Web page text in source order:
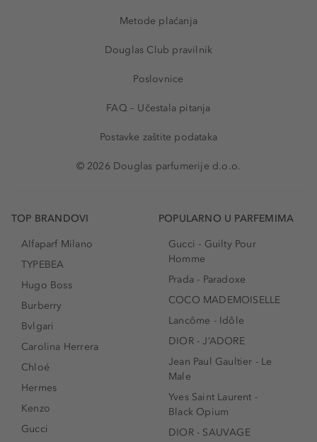
Metode plaćanja
Douglas Club pravilnik
Poslovnice
FAQ – Učestala pitanja
Postavke zaštite podataka
© 2026 Douglas parfumerije d.o.o.
TOP BRANDOVI
Alfaparf Milano
TYPEBEA
Hugo Boss
Burberry
Bvlgari
Carolina Herrera
Chloé
Hermes
Kenzo
Gucci
POPULARNO U PARFEMIMA
Gucci - Guilty Pour
Homme
Prada - Paradoxe
COCO MADEMOISELLE
Lancôme - Idôle
DIOR - J’ADORE
Jean Paul Gaultier - Le
Male
Yves Saint Laurent -
Black Opium
DIOR - SAUVAGE